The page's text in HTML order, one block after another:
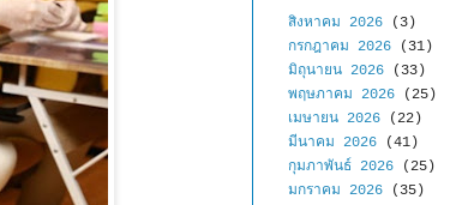
สิงหาคม 2026 (3)
กรกฎาคม 2026 (31)
มิถุนายน 2026 (33)
พฤษภาคม 2026 (25)
เมษายน 2026 (22)
มีนาคม 2026 (41)
กุมภาพันธ์ 2026 (25)
มกราคม 2026 (35)